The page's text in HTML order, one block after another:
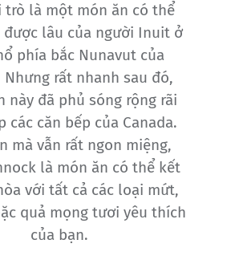
trò là một món ăn có thể
được lâu của người Inuit ở
phía bắc Nunavut của
Nhưng rất nhanh sau đó,
này đã phủ sóng rộng rãi
các căn bếp của Canada.
mà vẫn rất ngon miệng,
là món ăn có thể kết
với tất cả các loại mứt,
quả mọng tươi yêu thích
của bạn.